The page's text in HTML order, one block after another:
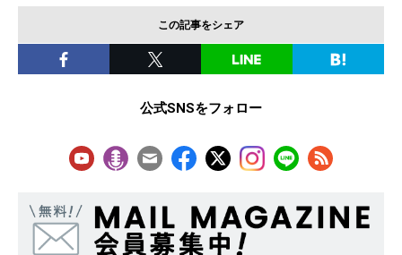
この記事をシェア
公式SNSをフォロー